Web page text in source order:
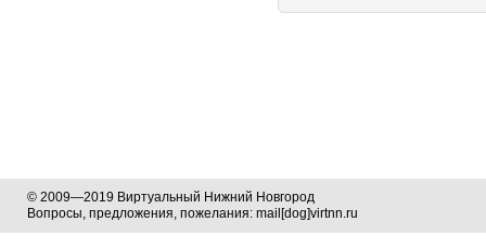
© 2009—2019 Виртуальный Нижний Новгород
Вопросы, предложения, пожелания: mail[dog]virtnn.ru